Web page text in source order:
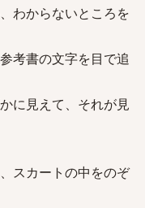
わからないところを
考書の文字を目で追
に見えて、それが見
スカートの中をのぞ